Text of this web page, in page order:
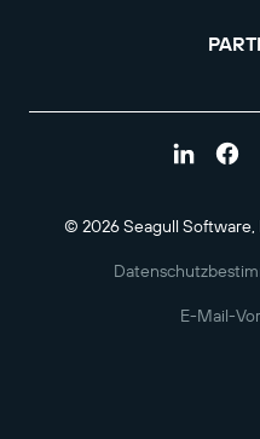
© 2026 Seagull Software,
E-Mail-